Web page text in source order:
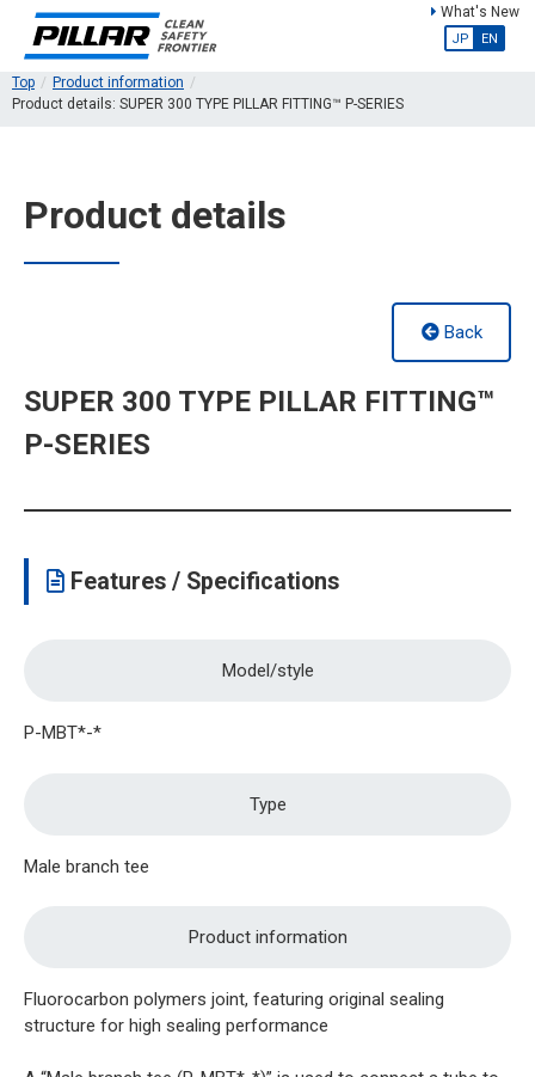
What's New
JP EN
Top
Product information
Product details: SUPER 300 TYPE PILLAR FITTING™ P-SERIES
Product details
Back
SUPER 300 TYPE PILLAR FITTING™
P-SERIES
Features / Specifications
Model/style
P-MBT*-*
Type
Male branch tee
Product information
Fluorocarbon polymers joint, featuring original sealing
structure for high sealing performance